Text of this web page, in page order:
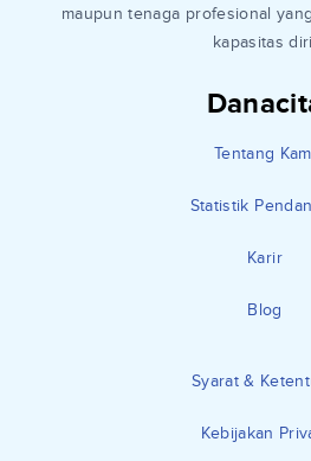
Tentang
Statistik
Karir
Blog
Syarat &
Kebijakan
maupun tenaga profesional
kapasitas